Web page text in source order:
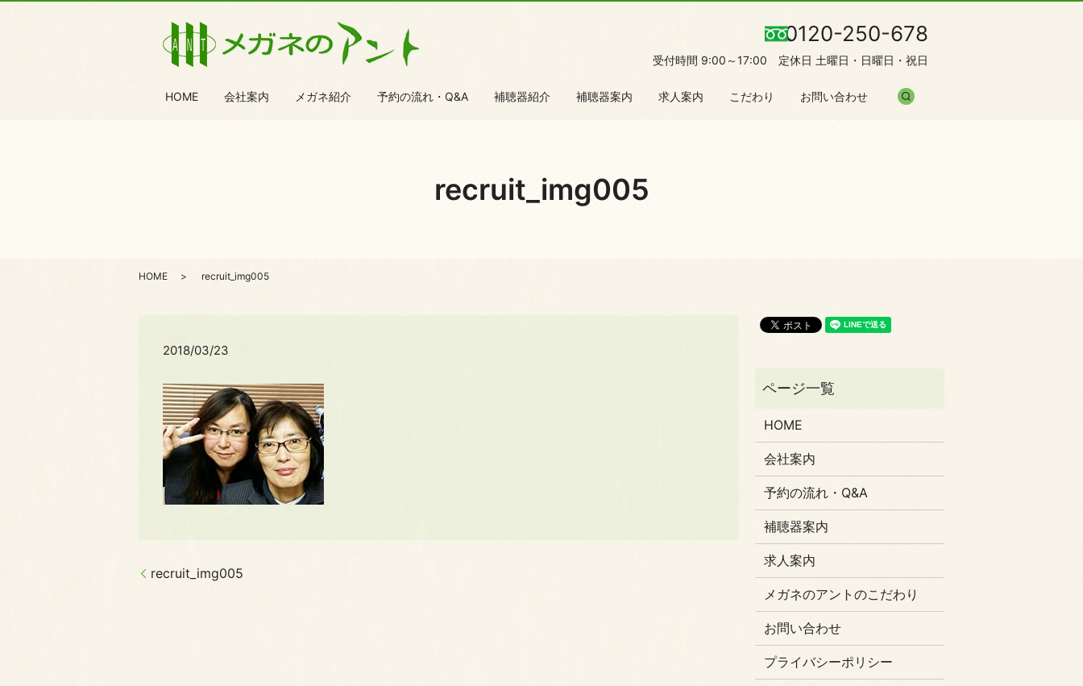
0120-250-678
受付時間 9:00～17:00 定休日 土曜日・日曜日・祝日
HOME 会社案内 メガネ紹介 予約の流れ・Q&A 補聴器紹介 補聴器案内 求人案内 こだわり お問い合わせ
recruit_img005
HOME recruit_img005
2018/03/23
recruit_img005
HOME
会社案内
予約の流れ・Q&A
補聴器案内
求人案内
メガネのアントのこだわり
お問い合わせ
プライバシーポリシー